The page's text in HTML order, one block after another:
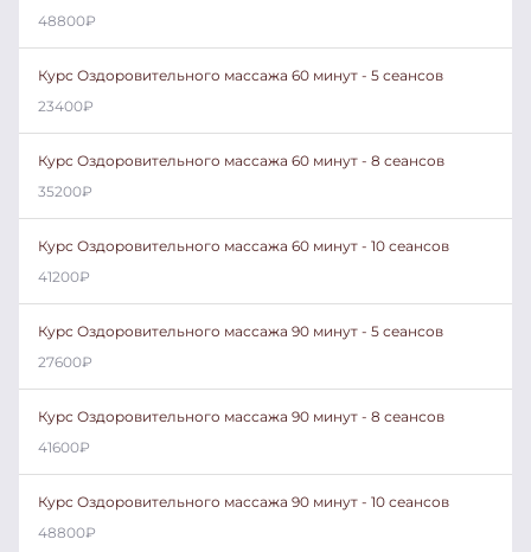
48800₽
Курс Оздоровительного массажа 60 минут - 5 сеансов
23400₽
Курс Оздоровительного массажа 60 минут - 8 сеансов
35200₽
Курс Оздоровительного массажа 60 минут - 10 сеансов
41200₽
Курс Оздоровительного массажа 90 минут - 5 сеансов
27600₽
Курс Оздоровительного массажа 90 минут - 8 сеансов
41600₽
Курс Оздоровительного массажа 90 минут - 10 сеансов
48800₽